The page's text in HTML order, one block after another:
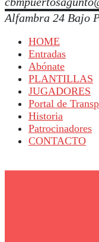
Alfambra 24 Bajo
HOME
Entradas
Abónate
PLANTILLAS
JUGADORES
Portal de
Historia
Patrocinadores
CONTACTO